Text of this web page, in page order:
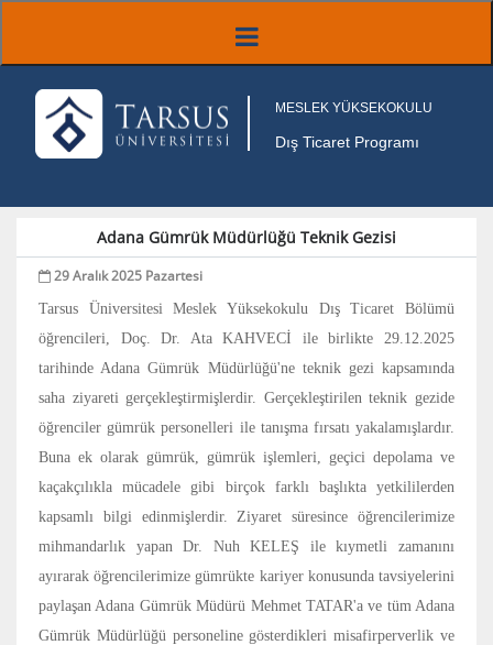
MESLEK YÜKSEKOKULU
Dış Ticaret Programı
Adana Gümrük Müdürlüğü Teknik Gezisi
29 Aralık 2025 Pazartesi
Tarsus Üniversitesi Meslek Yüksekokulu Dış Ticaret Bölümü
öğrencileri, Doç. Dr. Ata KAHVECİ ile birlikte 29.12.2025
tarihinde Adana Gümrük Müdürlüğü'ne teknik gezi kapsamında
saha ziyareti gerçekleştirmişlerdir. Gerçekleştirilen teknik gezide
öğrenciler gümrük personelleri ile tanışma fırsatı yakalamışlardır.
Buna ek olarak gümrük, gümrük işlemleri, geçici depolama ve
kaçakçılıkla mücadele gibi birçok farklı başlıkta yetkililerden
kapsamlı bilgi edinmişlerdir.Ziyaret süresince öğrencilerimize
mihmandarlık yapan Dr. Nuh KELEŞ ile kıymetli zamanını
ayırarak öğrencilerimize gümrükte kariyer konusunda tavsiyelerini
paylaşan Adana Gümrük Müdürü Mehmet TATAR'a ve tüm Adana
Gümrük Müdürlüğü personeline gösterdikleri misafirperverlik ve